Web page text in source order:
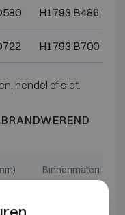
H1793 B486
H1793 B700
hendel of slot.
Binnenmaten (mm)